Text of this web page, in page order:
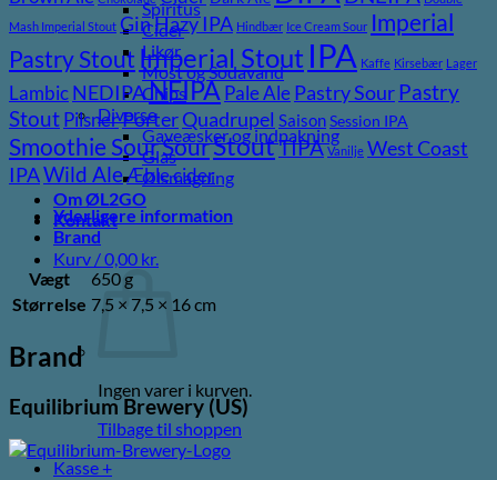
Spiritus
Cider
Likør
Most og Sodavand
Chips
Diverse
Gaveæsker og indpakning
Glas
Ølsmagning
Om ØL2GO
Kontakt
Kurv /0,00 kr.
Ingen varer i kurven.
Tilbage til shoppen
Kasse +
Mash Imperial Stout GinHazy IPA Hindbær Ice Cream Sour Imperial
Pastry Stout Imperial Stout IPA Kaffe Kirsebær Lager
Lambic NEDIPANEIPA Pale Ale Pastry Sour Pastry
Stout PilsnerPorterQuadrupel SaisonSession IPA
Smoothie SourSourStoutTIPA Vanilje West Coast
IPAWild Ale Æble cider
Yderligere information
Brand
Vægt
650 g
Størrelse 7,5 × 7,5 × 16 cm
Brand
Equilibrium Brewery (US)